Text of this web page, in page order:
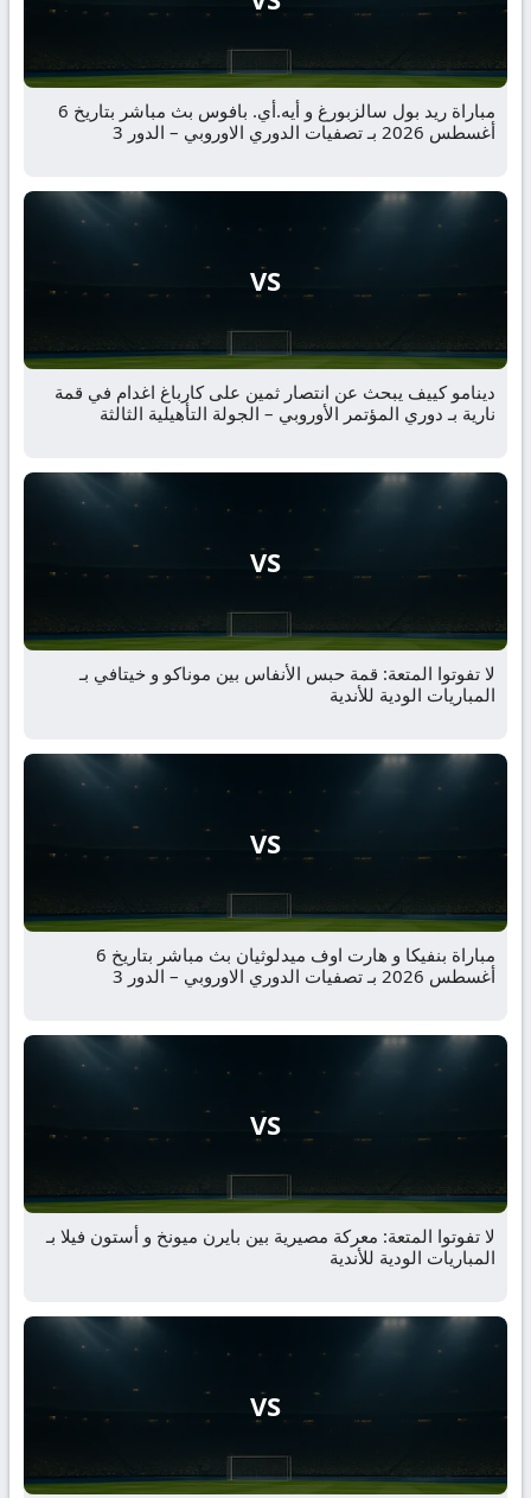
مباراة ريد بول سالزبورغ و أيه.أي. بافوس بث مباشر بتاريخ 6
أغسطس 2026 بـ تصفيات الدوري الاوروبي – الدور 3
VS
دينامو كييف يبحث عن انتصار ثمين على كارباغ اغدام في قمة
نارية بـ دوري المؤتمر الأوروبي – الجولة التأهيلية الثالثة
VS
لا تفوتوا المتعة: قمة حبس الأنفاس بين موناكو و خيتافي بـ
المباريات الودية للأندية
VS
مباراة بنفيكا و هارت اوف ميدلوثيان بث مباشر بتاريخ 6
أغسطس 2026 بـ تصفيات الدوري الاوروبي – الدور 3
VS
لا تفوتوا المتعة: معركة مصيرية بين بايرن ميونخ و أستون فيلا بـ
المباريات الودية للأندية
VS